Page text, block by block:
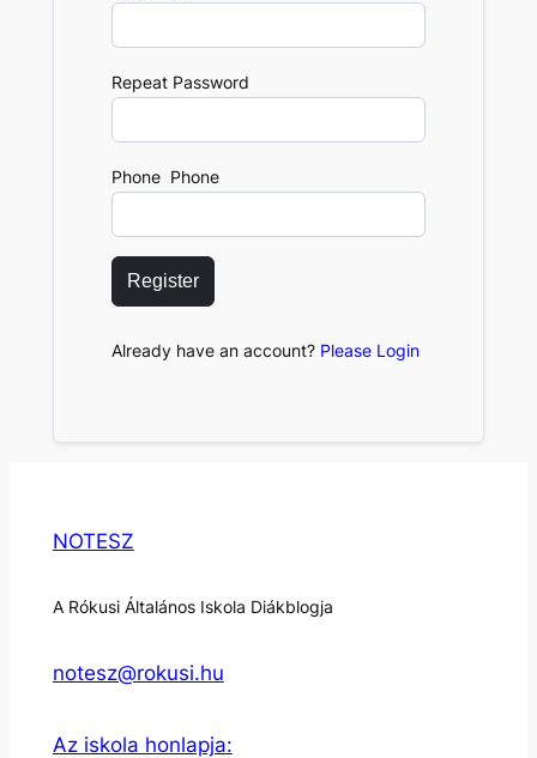
Repeat Password
Phone Phone
Register
Already have an account? Please Login
NOTESZ
A Rókusi Általános Iskola Diákblogja
notesz@rokusi.hu
Az iskola honlapja: